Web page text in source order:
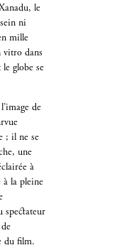
le
ni
mille
vitro dans
globe se
de
; il ne se
une
à
à la pleine
spectateur
du film.